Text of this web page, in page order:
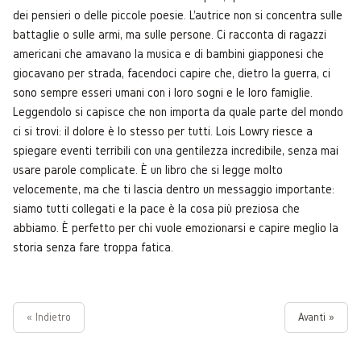
dei pensieri o delle piccole poesie. L'autrice non si concentra sulle
battaglie o sulle armi, ma sulle persone. Ci racconta di ragazzi
americani che amavano la musica e di bambini giapponesi che
giocavano per strada, facendoci capire che, dietro la guerra, ci
sono sempre esseri umani con i loro sogni e le loro famiglie.
Leggendolo si capisce che non importa da quale parte del mondo
ci si trovi: il dolore è lo stesso per tutti. Lois Lowry riesce a
spiegare eventi terribili con una gentilezza incredibile, senza mai
usare parole complicate. È un libro che si legge molto
velocemente, ma che ti lascia dentro un messaggio importante:
siamo tutti collegati e la pace è la cosa più preziosa che
abbiamo. È perfetto per chi vuole emozionarsi e capire meglio la
storia senza fare troppa fatica.
« Indietro Avanti »